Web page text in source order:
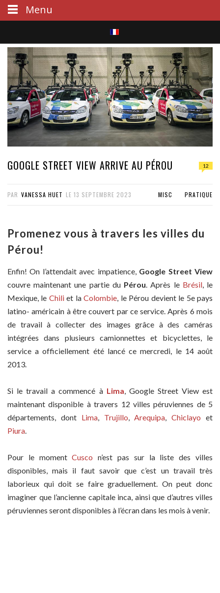
S
e
a
r
c
GOOGLE STREET VIEW ARRIVE AU PÉROU 12
PAR VANESSA HUET LE 13 SEPTEMBRE 2023 MISC PRATIQUE
Promenez vous à travers les villes du
Pérou!
Enfin! On l’attendait avec impatience, Google Street View
couvre maintenant une partie du Pérou . Après le Brésil, le
Mexique, le Chiliet laColombie , le Pérou devient le 5e pays
latino- américain à être couvert par ce service. Après 6 mois
de travail à collecter des images grâce à des caméras
intégrées dans plusieurs camionnettes et bicyclettes, le
service a officiellement été lancé ce mercredi, le 14 août
2013.
Si le travail a commencé à Lima, Google Street View est
maintenant disponible à travers 12 villes péruviennes de 5
départements, dont Lima, Trujillo,Arequipa,Chiclayo et
Piura.
Pour le momentCusco n’est pas sur la liste des villes
disponibles, mais il faut savoir que c’est un travail très
laborieux qui doit se faire graduellement. On peut donc
imaginer que l’ancienne capitale inca, ainsi que d’autres villes
péruviennes seront disponibles à l’écran dans les mois à venir.
Menu